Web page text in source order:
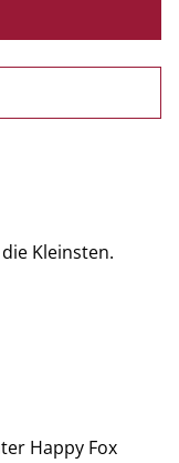
Kleinsten.